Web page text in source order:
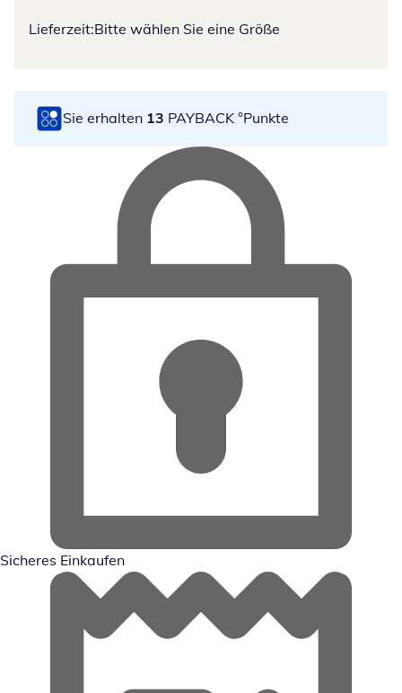
Lieferzeit:Bitte wählen Sie eine Größe
Sie erhalten 13 PAYBACK °Punkte
Sicheres Einkaufen